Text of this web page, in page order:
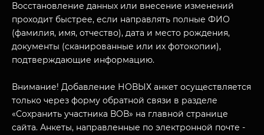
МУЗЕЙНЫЙ КОМПЛЕКС
ПОСЕТИТЕЛЯМ
НАЗАД
Восстановление данных или внесение изменений
проходит быстрее, если направлять полные ФИО
(фамилия, имя, отчество), дата и место рождения,
документы (сканированные или их фотокопии),
подтверждающие информацию.
Внимание! Добавление НОВЫХ анкет осуществляется
только через форму обратной связи в разделе
«Сохранить участника ВОВ» на главной странице
сайта. Анкеты, направленные по электронной почте -